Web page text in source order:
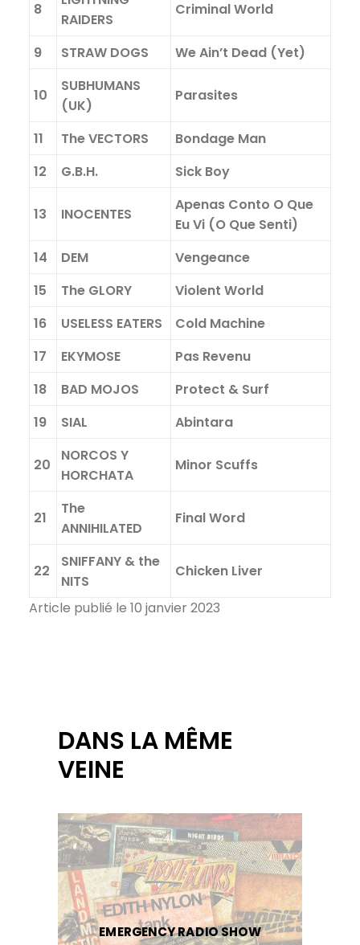
8
RAIDERS
Criminal World
9 STRAW DOGS We Ain’t Dead (Yet)
10
SUBHUMANS
(UK)
Parasites
11 The VECTORS
Bondage Man
12
G.B.H. Sick Boy
13 INOCENTES
Apenas Conto O Que
Eu Vi (O Que Senti)
14
DEM
Vengeance
15
The GLORY
Violent World
16
USELESS EATERS
Cold Machine
17
EKYMOSE
Pas Revenu
18
BAD MOJOS
Protect & Surf
19
SIAL Abintara
20
NORCOS Y
HORCHATA
Minor Scuffs
21
The
ANNIHILATED
Final Word
22
SNIFFANY & the
NITS
Chicken Liver
Article publié le 10 janvier 2023
DANS LA MÊME
VEINE
EMERGENCY RADIO SHOW